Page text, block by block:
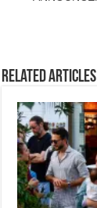
Related Articles